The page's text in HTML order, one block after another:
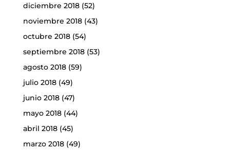
diciembre 2018(52)
noviembre 2018(43)
octubre 2018(54)
septiembre 2018(53)
agosto 2018(59)
julio 2018(49)
junio 2018(47)
mayo 2018(44)
abril 2018(45)
marzo 2018(49)